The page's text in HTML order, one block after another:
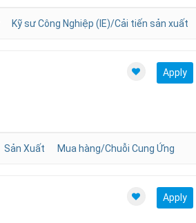
Kỹ sư Công Nghiệp (IE)/Cải tiến sản xuất
Apply
Sản Xuất Mua hàng/Chuỗi Cung Ứng
Apply